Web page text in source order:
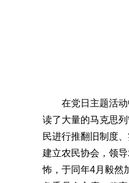
在党日主题活
读了大量的马克思
民进行推翻旧制度
建立农民协会，领
怖，于同年4月毅然